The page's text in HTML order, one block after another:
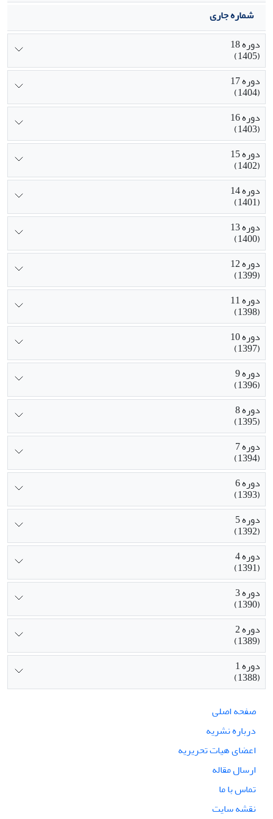
شماره جاری
دوره 18
(1405)
دوره 17
(1404)
دوره 16
(1403)
دوره 15
(1402)
دوره 14
(1401)
دوره 13
(1400)
دوره 12
(1399)
دوره 11
(1398)
دوره 10
(1397)
دوره 9
(1396)
دوره 8
(1395)
دوره 7
(1394)
دوره 6
(1393)
دوره 5
(1392)
دوره 4
(1391)
دوره 3
(1390)
دوره 2
(1389)
دوره 1
(1388)
صفحه اصلی
درباره نشریه
اعضای هیات تحریریه
ارسال مقاله
تماس با ما
نقشه سایت